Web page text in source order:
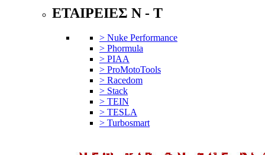
ΕΤΑΙΡΕΙΕΣ N - T
> Nuke Performance
> Phormula
> PIAA
> ProMotoTools
> Racedom
> Stack
> TEIN
> TESLA
> Turbosmart